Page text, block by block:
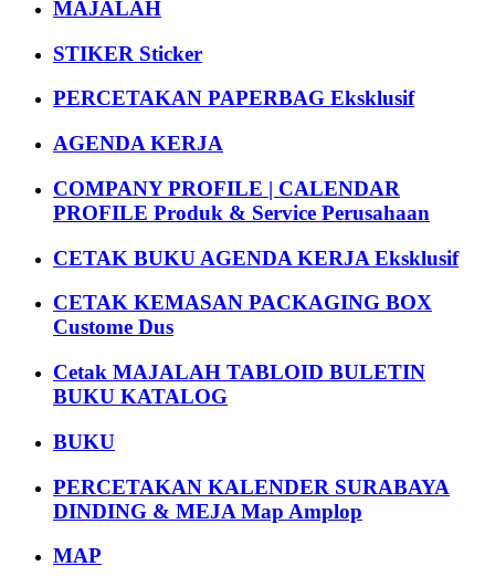
MAJALAH
STIKER Sticker
PERCETAKAN PAPERBAG Eksklusif
AGENDA KERJA
COMPANY PROFILE | CALENDAR
PROFILE Produk & Service Perusahaan
CETAK BUKU AGENDA KERJA Eksklusif
CETAK KEMASAN PACKAGING BOX
Custome Dus
Cetak MAJALAH TABLOID BULETIN
BUKU KATALOG
BUKU
PERCETAKAN KALENDER SURABAYA
DINDING & MEJA Map Amplop
MAP